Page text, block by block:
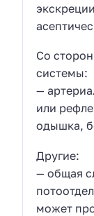
Со
системы:
—
или
одышка,
Другие:
— общая
может